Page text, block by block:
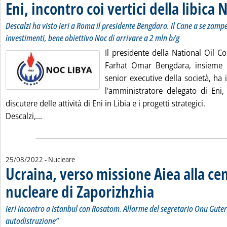
Eni, incontro coi vertici della libica
Descalzi ha visto ieri a Roma il presidente Bengdara. Il Cane a se
investimenti, bene obiettivo Noc di arrivare a 2 mln b/g
Il presidente della National Oil
Farhat Omar Bengdara,
senior executive della società,
l'amministratore delegato di
discutere delle attività di Eni in Libia e i progetti strategici.
Descalzi,...
25/08/2022 - Nucleare
Ucraina, verso missione Aiea alla
nucleare di Zaporizhzhia
Ieri incontro a Istanbul con Rosatom. Allarme del segretario Onu
autodistruzione”